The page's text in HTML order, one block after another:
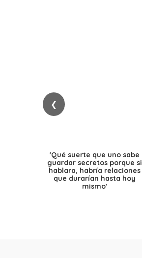
❮
'Qué suerte que uno sabe
guardar secretos porque si
hablara, habría relaciones
que durarían hasta hoy
mismo'